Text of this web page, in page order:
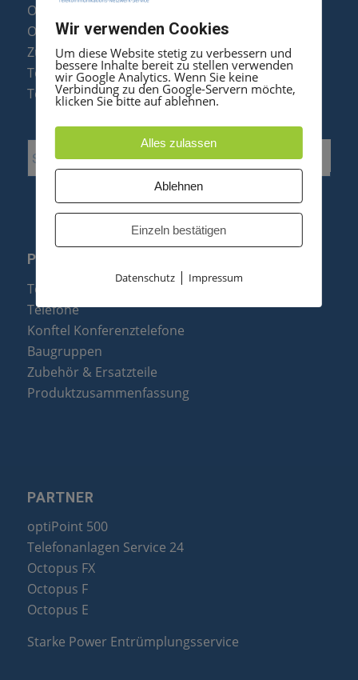
Optipoint Display Reparatur
Octophon F Display Reparatur
Zubehör & Ersatzteile
Telefonanlagen Optimierung
Telefonanlagen Erweiterung
PRODUKTE
Telefonanlagen
Telefone
Konftel Konferenztelefone
Baugruppen
Zubehör & Ersatzteile
Produktzusammenfassung
PARTNER
optiPoint 500
Telefonanlagen Service 24
Octopus FX
Octopus F
Octopus E
Starke Power Entrümplungsservice
Wir verwenden Cookies
Um diese Website stetig zu verbessern und
bessere Inhalte bereit zu stellen verwenden
wir Google Analytics. Wenn Sie keine
Verbindung zu den Google-Servern möchte,
klicken Sie bitte auf ablehnen.
Alles zulassen
Ablehnen
Einzeln bestätigen
Datenschutz| Impressum